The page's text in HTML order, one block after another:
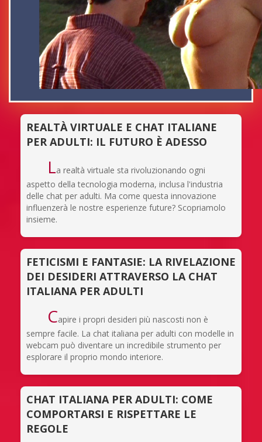
REALTÀ VIRTUALE E CHAT ITALIANE
PER ADULTI: IL FUTURO È ADESSO
La realtà virtuale sta rivoluzionando ogni
aspetto della tecnologia moderna, inclusa l'industria
delle chat per adulti. Ma come questa innovazione
influenzerà le nostre esperienze future? Scopriamolo
insieme.
FETICISMI E FANTASIE: LA RIVELAZIONE
DEI DESIDERI ATTRAVERSO LA CHAT
ITALIANA PER ADULTI
Capire i propri desideri più nascosti non è
sempre facile. La chat italiana per adulti con modelle in
webcam può diventare un incredibile strumento per
esplorare il proprio mondo interiore.
CHAT ITALIANA PER ADULTI: COME
COMPORTARSI E RISPETTARE LE
REGOLE